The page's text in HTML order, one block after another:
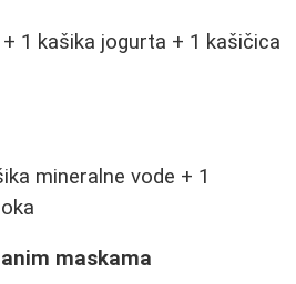
1 kašika jogurta + 1 kašičica
mineralne vode + 1
maskama